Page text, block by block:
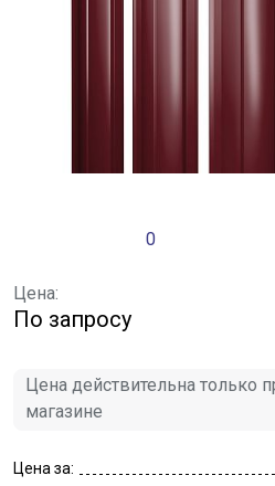
0
Цена:
По запросу
Цена действительна только
магазине
Цена за: